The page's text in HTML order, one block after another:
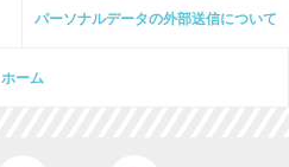
パーソナルデータの外部送信について
ホーム